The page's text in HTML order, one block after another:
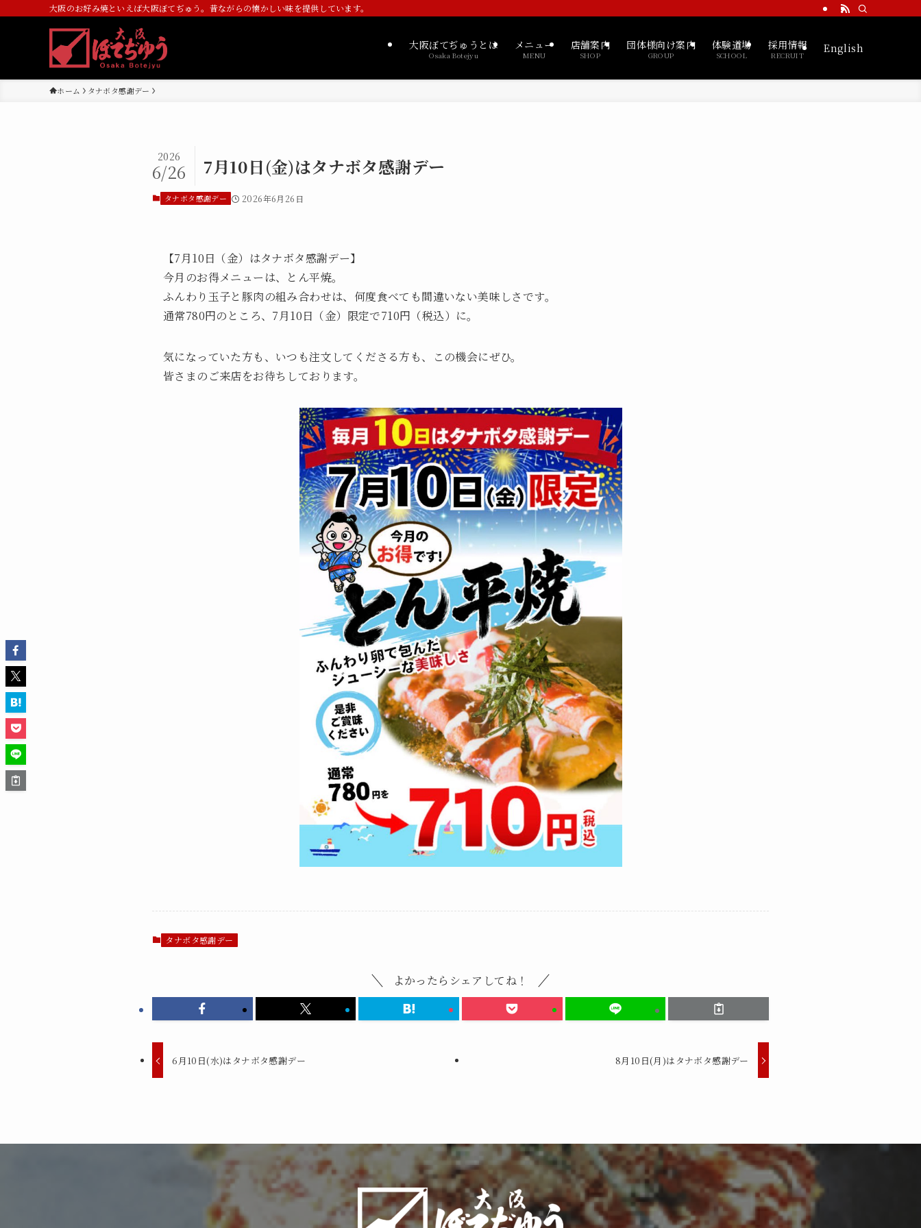
大阪のお好み焼といえば大阪ぼてぢゅう。昔ながらの懐かしい味を提供しています。
大阪ぼてぢゅうとは
Osaka Botejyu
メニュー
MENU
店舗案内
SHOP
団体様向け案内
GROUP
体験道場
SCHOOL
採用情報
RECRUIT
English
ホーム タナボタ感謝デー
7月10日(金)はタナボタ感謝デー
2026
6/26
タナボタ感謝デー 2026年6月26日
【7月10日（金）はタナボタ感謝デー】
今月のお得メニューは、とん平焼。
ふんわり玉子と豚肉の組み合わせは、何度食べても間違いない美味しさです。
通常780円のところ、7月10日（金）限定で710円（税込）に。
気になっていた方も、いつも注文してくださる方も、この機会にぜひ。
皆さまのご来店をお待ちしております。
タナボタ感謝デー
よかったらシェアしてね！
6月10日(水)はタナボタ感謝デー 8月10日(月)はタナボタ感謝デー